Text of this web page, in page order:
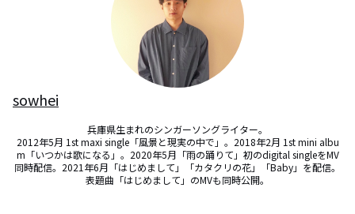
sowhei
兵庫県生まれのシンガーソングライター。
2012年5月 1st maxi single「風景と現実の中で」。2018年2月 1st mini albu
m「いつかは歌になる」。2020年5月「雨の踊りて」初のdigital singleをMV
同時配信。2021年6月「はじめまして」「カタクリの花」「Baby」を配信。
表題曲「はじめまして」のMVも同時公開。